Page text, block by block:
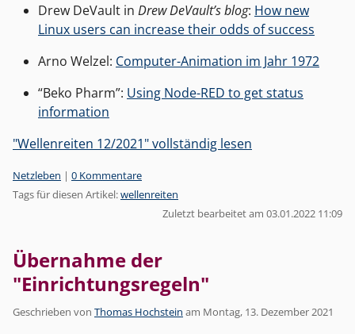
Drew DeVault in Drew DeVault’s blog: How new
Linux users can increase their odds of success
Arno Welzel: Computer-Animation im Jahr 1972
“Beko Pharm”: Using Node-RED to get status
information
"Wellenreiten 12/2021" vollständig lesen
Kategorien:
Netzleben | 0 Kommentare
Tags für diesen Artikel:wellenreiten
Zuletzt bearbeitet am 03.01.2022 11:09
Übernahme der
"Einrichtungsregeln"
Geschrieben von Thomas Hochstein am Montag, 13. Dezember 2021